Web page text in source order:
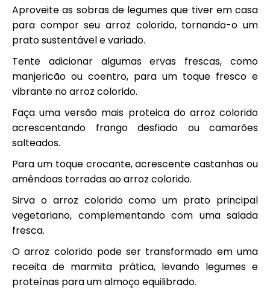
Aproveite as sobras de legumes que tiver em casa
para compor seu arroz colorido, tornando-o um
prato sustentável e variado.
Tente adicionar algumas ervas frescas, como
manjericão ou coentro, para um toque fresco e
vibrante no arroz colorido.
Faça uma versão mais proteica do arroz colorido
acrescentando frango desfiado ou camarões
salteados.
Para um toque crocante, acrescente castanhas ou
amêndoas torradas ao arroz colorido.
Sirva o arroz colorido como um prato principal
vegetariano, complementando com uma salada
fresca.
O arroz colorido pode ser transformado em uma
receita de marmita prática, levando legumes e
proteínas para um almoço equilibrado.